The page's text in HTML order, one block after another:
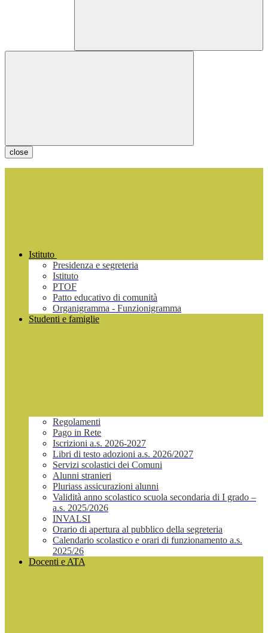
close
Istituto
Presidenza e segreteria
Istituto
PTOF
Patto educativo di comunità
Organigramma - Funzionigramma
Studenti e famiglie
Regolamenti
Pago in Rete
Iscrizioni a.s. 2026-2027
Libri di testo adozioni a.s. 2026/2027
Servizi scolastici dei Comuni
Alunni stranieri
Pluriass assicurazioni alunni
Validità anno scolastico scuola secondaria di I grado –
a.s. 2025/2026
INVALSI
Orario di apertura al pubblico della segreteria
Calendario scolastico e orari di funzionamento a.s.
2025/26
Docenti e ATA